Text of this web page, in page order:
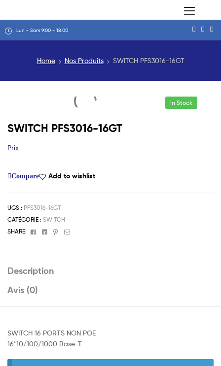
Lun - Sam 9:00 - 18:00
Home Nos Produits SWITCH PFS3016-16GT
In Stock
SWITCH PFS3016-16GT
Prix
Compare Add to wishlist
UGS : PFS3016-16GT
CATÉGORIE : SWITCH
SHARE:
FacebookLinkedinPinterest
Email
Description
Avis (0)
SWITCH 16 PORTS NON POE
16*10/100/1000 Base-T